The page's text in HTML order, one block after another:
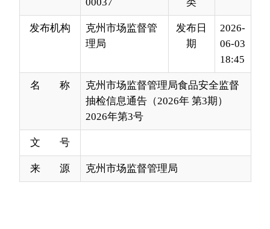
名 称 克州市场监督管理局食品安全监督
抽检信息通告（2026年 第3期）
2026年第3号
来 源 克州市场监督管理局
近期，克州市场监督管理局组织食品安全监督
抽检第三方对餐饮食品、食用农产品、食用油、油